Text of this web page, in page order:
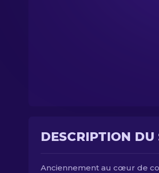
DESCRIPTION DU
Anciennement au cœur de